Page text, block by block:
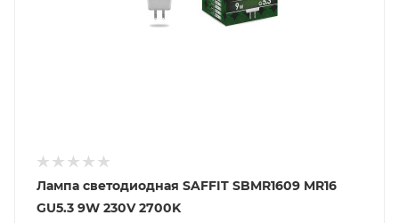
Лампа светодиодная SAFFIT SBMR1609 MR16
GU5.3 9W 230V 2700K